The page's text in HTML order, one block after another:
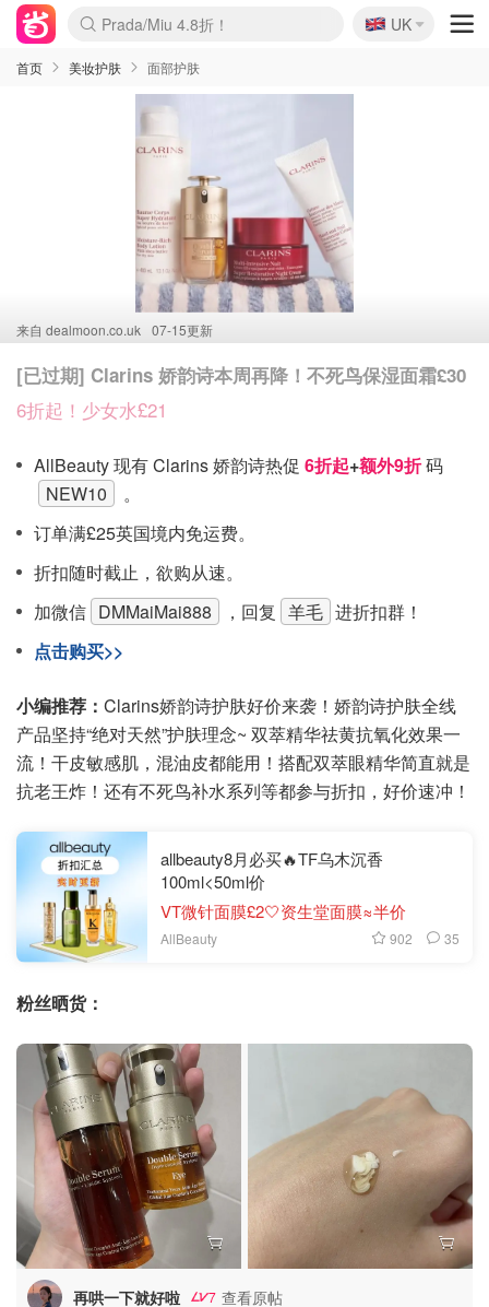
麦卢卡蜂蜜夏促！个位数！
Prada/Miu 4.8折！
啥？必胜客披萨5折！
🇬🇧
UK
首页 美妆护肤 面部护肤
来自 dealmoon.co.uk 07-15更新
[已过期] Clarins 娇韵诗本周再降！不死鸟保湿面霜£30
6折起！少女水£21
AllBeauty 现有 Clarins 娇韵诗热促 6折起+额外9折码
NEW10
。
订单满£25英国境内免运费。
折扣随时截止，欲购从速。
加微信 DMMaiMai888 ，回复 羊毛 进折扣群！
点击购买>>
小编推荐： Clarins娇韵诗护肤好价来袭！娇韵诗护肤全线
产品坚持“绝对天然”护肤理念~ 双萃精华祛黄抗氧化效果一
流！干皮敏感肌，混油皮都能用！搭配双萃眼精华简直就是
抗老王炸！还有不死鸟补水系列等都参与折扣，好价速冲！
allbeauty8月必买🔥TF乌木沉香
100ml<50ml价
VT微针面膜£2🤍资生堂面膜≈半价
AllBeauty 902 35
粉丝晒货：
再哄一下就好啦 7 查看原帖